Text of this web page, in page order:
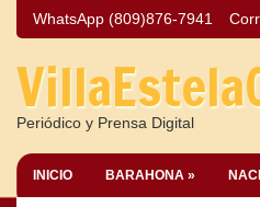
WhatsApp (809)876-7941
Periódico y Prensa Digital
INICIO BARAHONA »